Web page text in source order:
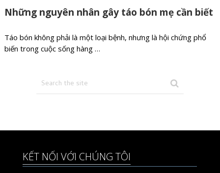
Những nguyên nhân gây táo bón mẹ cần biết
Táo bón không phải là một loại bệnh, nhưng là hội chứng phổ
biến trong cuộc sống hàng …
KẾT NỐI VỚI CHÚNG TÔI